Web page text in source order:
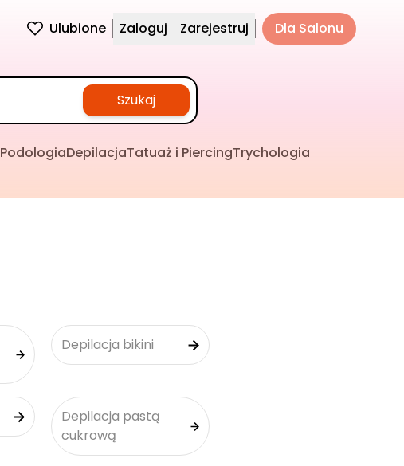
Ulubione Zaloguj Zarejestruj Dla Salonu
Szukaj
PodologiaDepilacjaTatuaż i PiercingTrychologia
Depilacja bikini
Depilacja pastą
cukrową